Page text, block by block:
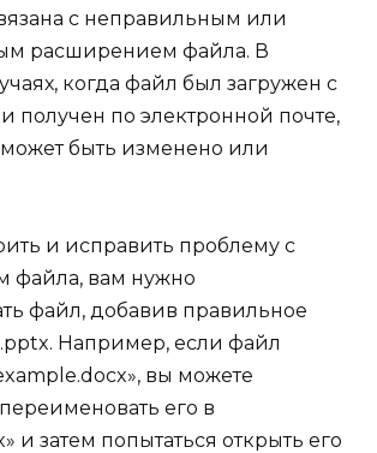
с неправильным или
расширением файла. В
когда файл был загружен с
получен по электронной почте,
быть изменено или
и исправить проблему с
файла, вам нужно
файл, добавив правильное
Например, если файл
вы можете
его в
и затем попытаться открыть его